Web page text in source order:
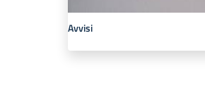
Avvisi